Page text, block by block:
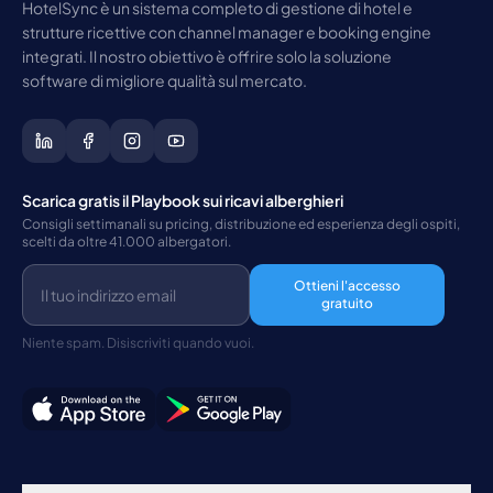
HotelSync è un sistema completo di gestione di hotel e
strutture ricettive con channel manager e booking engine
integrati. Il nostro obiettivo è offrire solo la soluzione
software di migliore qualità sul mercato.
Scarica gratis il Playbook sui ricavi alberghieri
Consigli settimanali su pricing, distribuzione ed esperienza degli ospiti,
scelti da oltre 41.000 albergatori.
Ottieni l'accesso
gratuito
Niente spam. Disiscriviti quando vuoi.